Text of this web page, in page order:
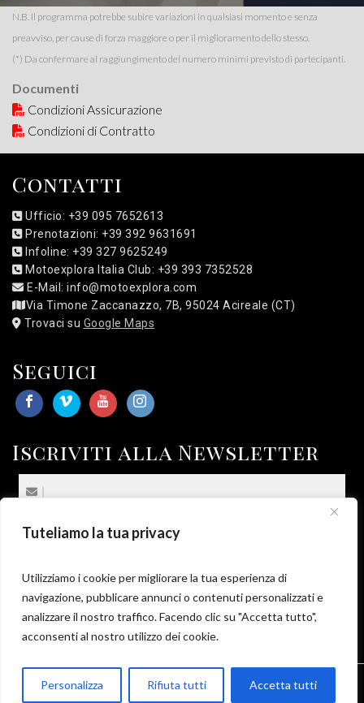
Tuteliamo la tua privacy
Utilizziamo i cookie per migliorare la tua esperienza di
navigazione, pubblicare annunci o contenuti personalizzati e
analizzare il nostro traffico. Facendo clic su "Accetta tutto",
acconsenti al nostro utilizzo dei cookie.
Personalizza Rifiuta tutti Accetta tutti
N.B. Il programma potrebbe subire variazioni in qualsiasi momento e senza
preavviso, per cause di forza maggiore o per il miglioramento dello stesso.
(*) Da confermare al raggiungimento del numero minimi previsto di partecipanti.
Documenti
Condizioni Assicurazione
Condizioni di Contratto
Contatti
Ufficio: +39 095 7652613
Prenotazioni: +39 392 9631691
Infoline: +39 327 9625249
Motoexplora Italia Club: +39 393 7352528
E-Mail: info@motoexplora.com
Via Timone Zaccanazzo, 7B, 95024 Acireale (CT)
Trovaci su Google Maps
Seguici
Iscriviti alla Newsletter
(*) Sottoscrivo la Privacy Policy
© EGGI Multiservice Srl / P. IVA: 04389860877 / Motoexplora
Parla con Motoexplora